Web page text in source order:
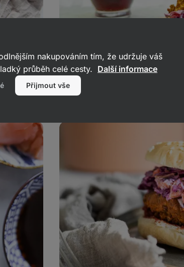
Burger s trhaným tofu
Čočkové
nakupováním tím, že udržuje váš
průběh celé cesty. Další informace
Přijmout vše